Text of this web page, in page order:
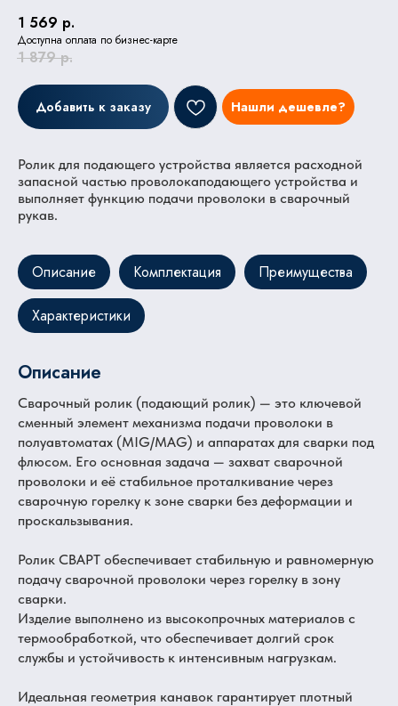
1 569 р.
Доступна оплата по бизнес-карте
1 879 р.
Добавить к заказу Нашли дешевле?
Ролик для подающего устройства является расходной
запасной частью проволокаподающего устройства и
выполняет функцию подачи проволоки в сварочный
рукав.
Описание Комплектация Преимущества
Характеристики
Описание
Сварочный ролик (подающий ролик) — это ключевой
сменный элемент механизма подачи проволоки в
полуавтоматах (MIG/MAG) и аппаратах для сварки под
флюсом. Его основная задача — захват сварочной
проволоки и её стабильное проталкивание через
сварочную горелку к зоне сварки без деформации и
проскальзывания.
Ролик СВАРТ обеспечивает стабильную и равномерную
подачу сварочной проволоки через горелку в зону
сварки.
Изделие выполнено из высокопрочных материалов с
термообработкой, что обеспечивает долгий срок
службы и устойчивость к интенсивным нагрузкам.
Идеальная геометрия канавок гарантирует плотный